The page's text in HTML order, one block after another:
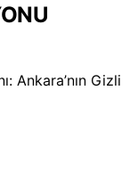
Ankara’nın Gizli